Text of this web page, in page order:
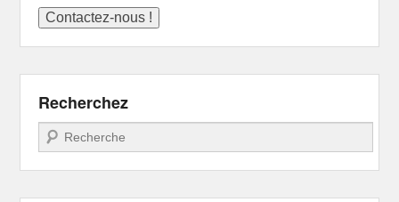
Recherchez
Recherche